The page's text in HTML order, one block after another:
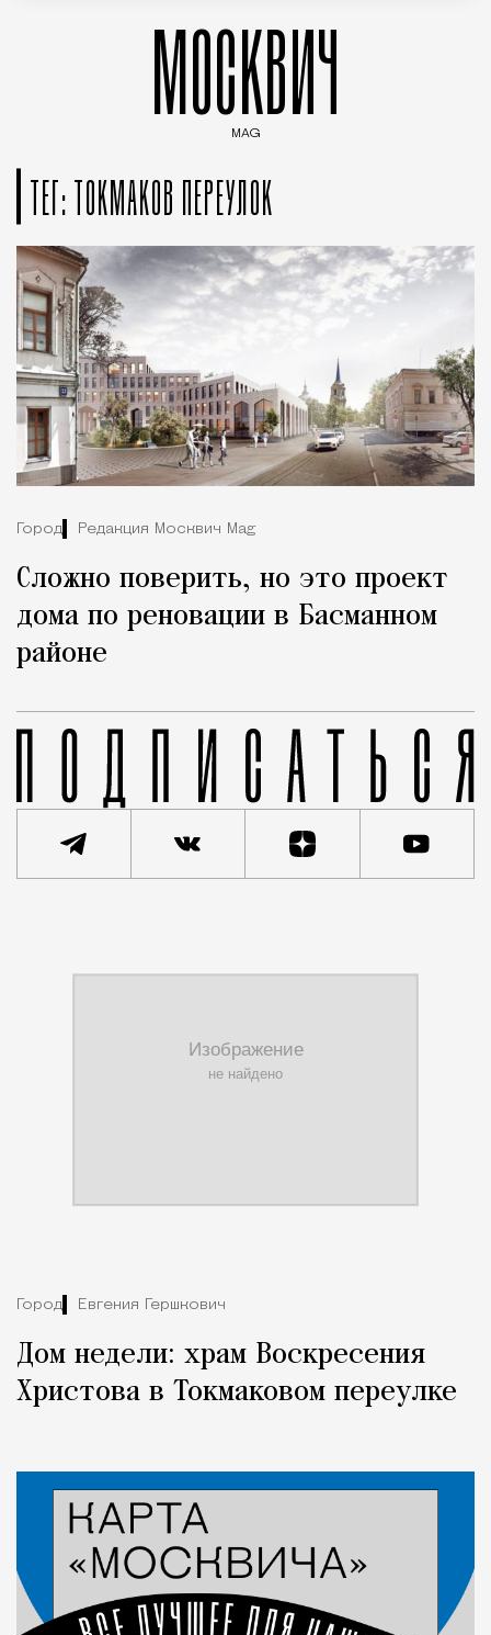
МОСКВИЧ
MAG
ТЕГ: ТОКМАКОВ ПЕРЕУЛОК
Город Редакция Москвич Mag
Сложно поверить, но это проект
дома по реновации в Басманном
районе
Город Евгения Гершкович
Дом недели: храм Воскресения
Христова в Токмаковом переулке